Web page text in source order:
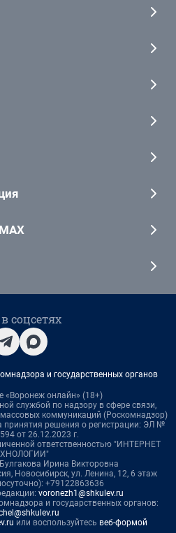
соцсетях
и государственных органов
«Воронеж онлайн» (18+)
службой по надзору в сфере связи,
коммуникаций (Роскомнадзор)
принятия решения о регистрации: ЭЛ №
от 26.12.2023 г.
ответственностью "ИНТЕРНЕТ
Ирина Викторовна
Новосибирск, ул. Ленина, 12, 6 этаж
+79122863636
voronezh1@shkulev.ru
и государственных органов:
или воспользуйтесь веб-формой